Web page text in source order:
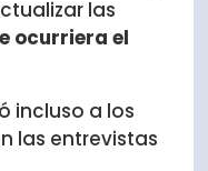
las
ocurriera el
incluso a los
las entrevistas